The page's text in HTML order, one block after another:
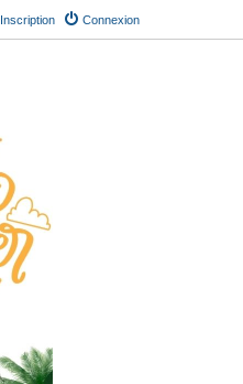
Connexion
Inscription